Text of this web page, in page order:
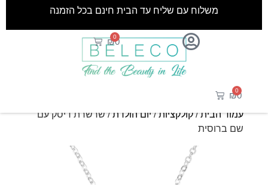
₪0
0
משלוח עם שליח עד הבית חינם בכל הזמנה
₪0
0
עמוד הבית/קולקציות/יום הולדת/ שרשרת דיסק עם
שם ברוסית